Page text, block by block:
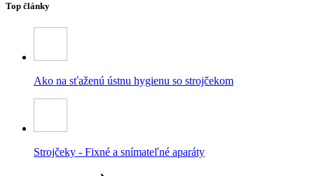
Top články
Ako na sťaženú ústnu hygienu so strojčekom
Strojčeky - Fixné a snímateľné aparáty